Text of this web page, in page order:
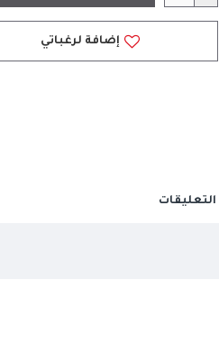
إضافة لرغباتي
التعليقات